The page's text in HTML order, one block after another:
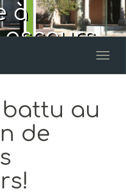
à
battu au
de